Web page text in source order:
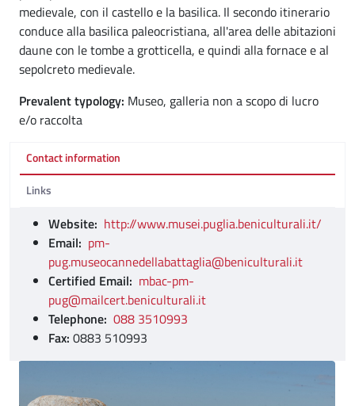
medievale, con il castello e la basilica. Il secondo itinerario
conduce alla basilica paleocristiana, all'area delle abitazioni
daune con le tombe a grotticella, e quindi alla fornace e al
sepolcreto medievale.
Prevalent typology: Museo, galleria non a scopo di lucro
e/o raccolta
Contact information
Links
Website: http://www.musei.puglia.beniculturali.it/
Email: pm-
pug.museocannedellabattaglia@beniculturali.it
Certified Email: mbac-pm-
pug@mailcert.beniculturali.it
Telephone: 088 3510993
Fax: 0883 510993